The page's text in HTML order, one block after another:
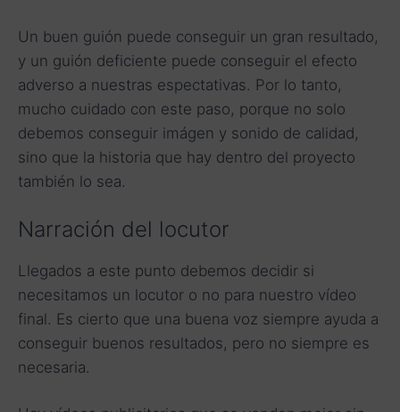
Un buen guión puede conseguir un gran resultado,
y un guión deficiente puede conseguir el efecto
adverso a nuestras espectativas. Por lo tanto,
mucho cuidado con este paso, porque no solo
debemos conseguir imágen y sonido de calidad,
sino que la historia que hay dentro del proyecto
también lo sea.
Narración del locutor
Llegados a este punto debemos decidir si
necesitamos un locutor o no para nuestro vídeo
final. Es cierto que una buena voz siempre ayuda a
conseguir buenos resultados, pero no siempre es
necesaria.